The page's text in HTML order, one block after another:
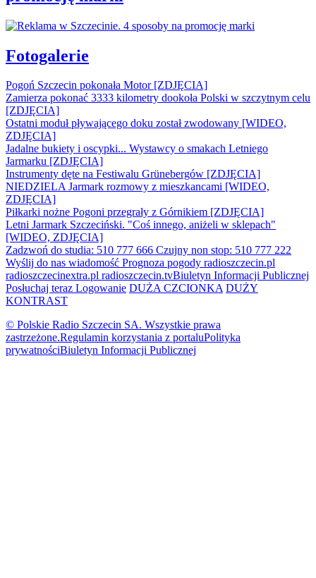
Fotogalerie
Pogoń Szczecin pokonała Motor [ZDJĘCIA]
Zamierza pokonać 3333 kilometry dookoła Polski w szczytnym celu
[ZDJĘCIA]
Ostatni moduł pływającego doku został zwodowany [WIDEO,
ZDJĘCIA]
Jadalne bukiety i oscypki... Wystawcy o smakach Letniego
Jarmarku [ZDJĘCIA]
Instrumenty dęte na Festiwalu Grünebergów [ZDJĘCIA]
NIEDZIELA Jarmark rozmowy z mieszkancami [WIDEO,
ZDJĘCIA]
Piłkarki nożne Pogoni przegrały z Górnikiem [ZDJĘCIA]
Letni Jarmark Szczeciński. "Coś innego, aniżeli w sklepach"
[WIDEO, ZDJĘCIA]
Zadzwoń do studia: 510 777 666 Czujny non stop: 510 777 222
Wyślij do nas wiadomość Prognoza pogody radioszczecin.pl
radioszczecinextra.pl radioszczecin.tvBiuletyn Informacji Publicznej
Posłuchaj teraz Logowanie DUŻA CZCIONKA DUŻY
KONTRAST
© Polskie Radio Szczecin SA. Wszystkie prawa
zastrzeżone.Regulamin korzystania z portaluPolityka
prywatnościBiuletyn Informacji Publicznej